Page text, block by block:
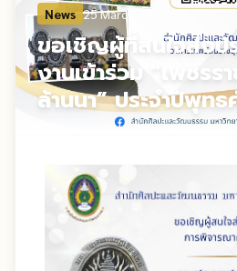
News 25 March 2026
ขอเชิญผู้ที่สนใจส่งป
งานเข้าร่วม “เพชรร
ล้านนา” ประจำปีพุท